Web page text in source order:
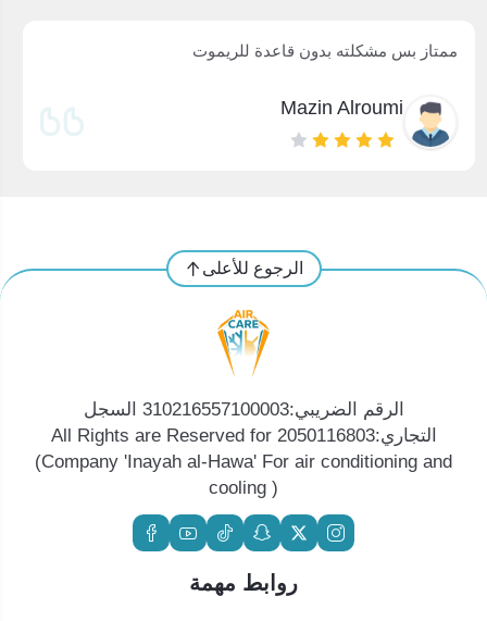
ممتاز بس مشكلته بدون قاعدة للريموت
Mazin Alroumi
الرجوع للأعلى
الرقم الضريبي:310216557100003 السجل
التجاري:2050116803 All Rights are Reserved for
(Company 'Inayah al-Hawa' For air conditioning and
cooling )
روابط مهمة